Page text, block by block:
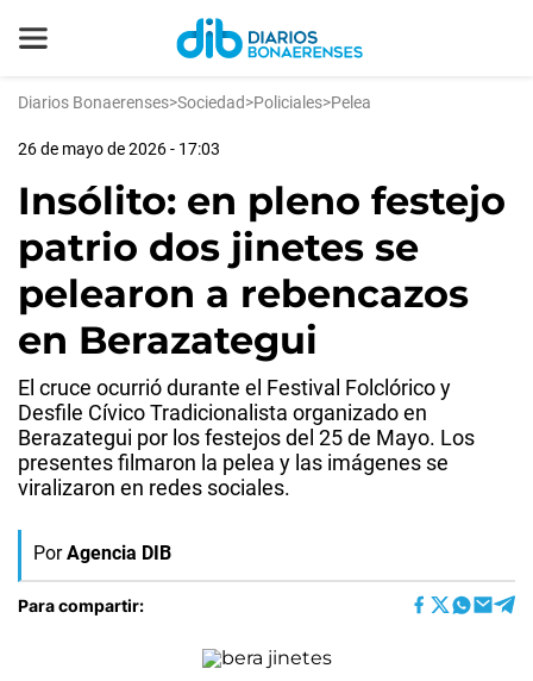
Diarios Bonaerenses>Sociedad>Policiales>Pelea
26 de mayo de 2026 - 17:03
Insólito: en pleno festejo
patrio dos jinetes se
pelearon a rebencazos
en Berazategui
El cruce ocurrió durante el Festival Folclórico y
Desfile Cívico Tradicionalista organizado en
Berazategui por los festejos del 25 de Mayo. Los
presentes filmaron la pelea y las imágenes se
viralizaron en redes sociales.
Por Agencia DIB
Para compartir: